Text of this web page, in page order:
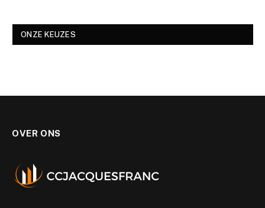
ONZE KEUZES
OVER ONS